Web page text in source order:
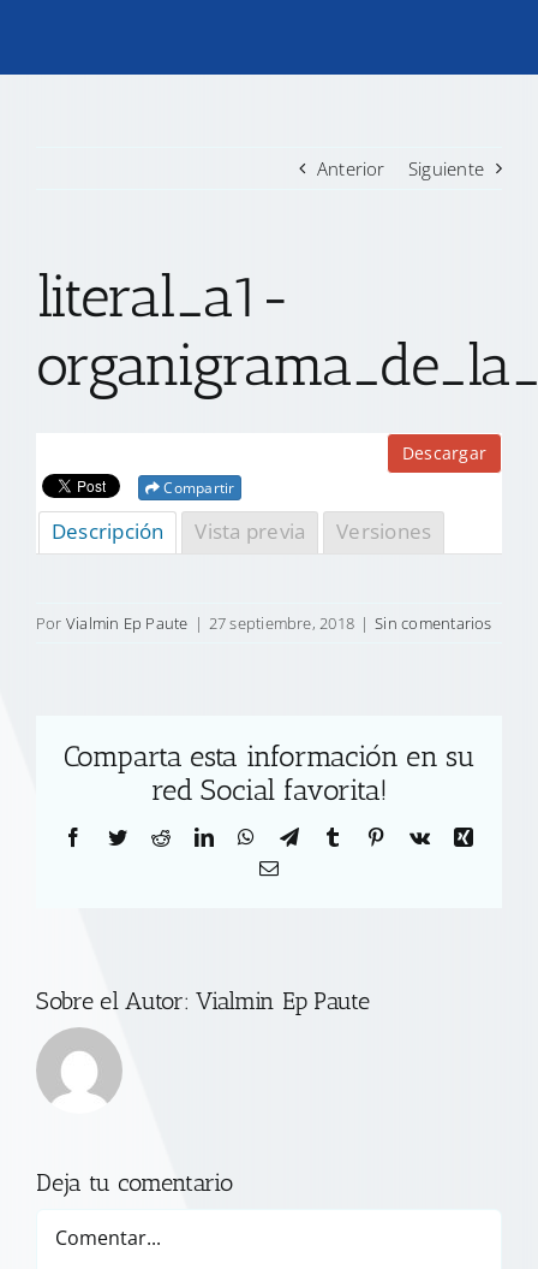
TRANSPARENCIA
CONTACTO
Anterior Siguiente
literal_a1-
Descargar
Compartir
Descripción Vista previa Versiones
Por Vialmin Ep Paute | 27 septiembre, 2018 | Sin comentarios
Comparta esta información en su
red Social favorita!
Facebook
TwitterRedditLinkedInWhatsApp
TelegramTumblr Pinterest
Vk
Xing
Correo
Sobre el Autor:Vialmin Ep Paute
Deja tu comentario